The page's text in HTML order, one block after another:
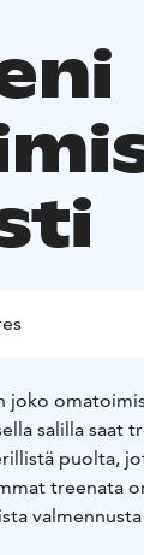
joko
salilla saat
puolta,
treenata